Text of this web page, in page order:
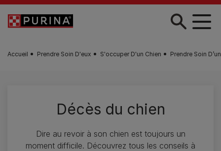
Skip to main content
Accueil Prendre Soin D'eux S'occuper D'un Chien Prendre Soin
Décès du chien
Dire au revoir à son chien est toujours un
moment difficile. Découvrez tous les conseils à